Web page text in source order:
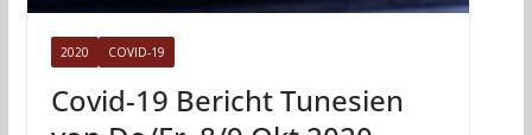
2020 COVID-19
Covid-19 Bericht Tunesien